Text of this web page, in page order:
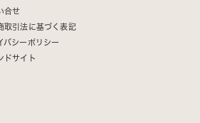
合せ
取引法に基づく表記
バシーポリシー
ドサイト